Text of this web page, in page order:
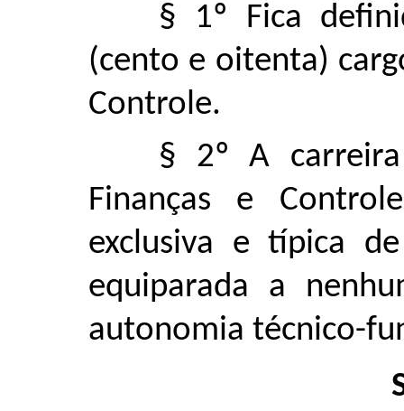
§ 1º Fica
(cento e oitenta)
Controle.
§ 2º A
Finanças e
exclusiva e típica
equiparada a
autonomia técnico-